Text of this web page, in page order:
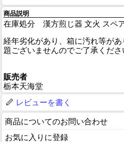
商品説明
在庫処分 漢方煎じ器 文火 スペ
経年劣化があり、箱に汚れ等が
題ございませんのでご了承くださ
販売者
栃本天海堂
レビューを書く
商品についてのお問い合わせ
お気に入りに登録